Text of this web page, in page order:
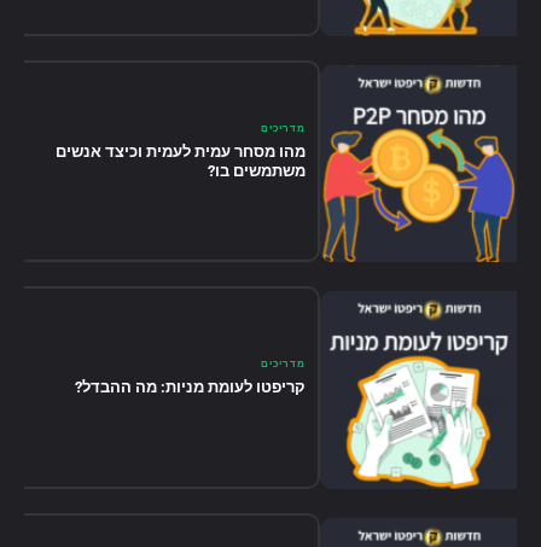
מדריכים
מהו מסחר עמית לעמית וכיצד אנשים
משתמשים בו?
מדריכים
קריפטו לעומת מניות: מה ההבדל?